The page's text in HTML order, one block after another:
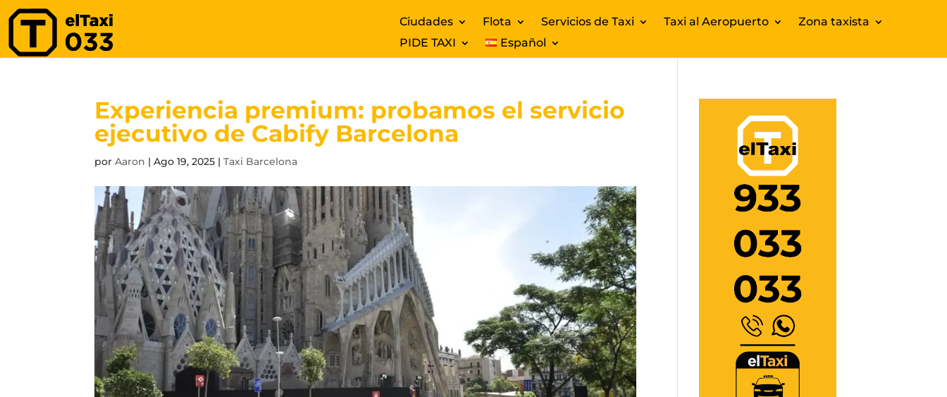
Ciudades Flota Servicios de Taxi Taxi al Aeropuerto
Zona taxista
PIDE TAXI
Español
Experiencia premium: probamos el servicio
ejecutivo de Cabify Barcelona
porAaron |Ago 19, 2025 |Taxi Barcelona